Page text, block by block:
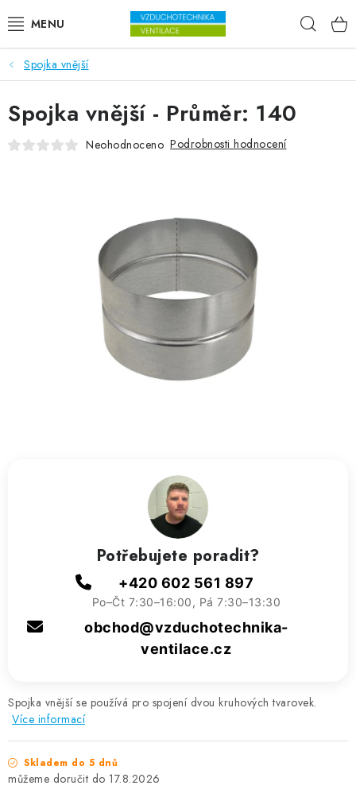
VENTILÁTORY
VZDUCHOTECHNIKA
REKUPERACE
ÚPRAVA VZDUCHU
ODVLHČOVAČE
ZVLHČOVAČE VZDUCHU PRŮMYSLOVÉ
Reference a zkušenosti
Rady a tipy
Kontakty
Spojka vnější
Spojka vnější se používá pro spojení dvou kruhových tvarovek.
Více informací
Skladem do 5 dnů
17.8.2026
Spojka vnější - Průměr: 140
Neohodnoceno Podrobnosti hodnocení
Potřebujete poradit?
+420 602 561 897
Po–Čt 7:30–16:00, Pá 7:30–13:30
obchod@vzduchotechnika-
ventilace.cz